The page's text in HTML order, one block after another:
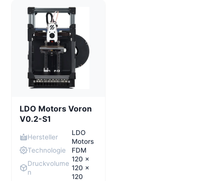
LDO Motors Voron
V0.2-S1
Hersteller
LDO
Motors
Technologie
FDM
Druckvolume
n
120 x
120 x
120